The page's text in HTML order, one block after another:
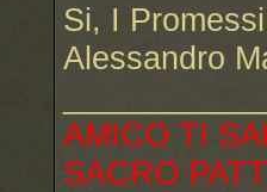
Si, I
Alessandro
AMICO TI
SACRO